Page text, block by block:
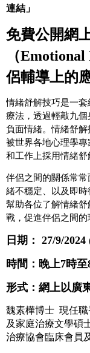
連結」
免費公開網
（Emotional
侶輔導上的
情緒舒解技巧是一
療法，透過輕敲九
負面情緒。情緒舒
被世界各地心理學
和工作上採用情緒舒
伴侶之間的關係常
緒不穩定、以及即
幫助各位了解情緒
戰，促進伴侶之間的
日期： 27/9/2024
時間：晚上7時
形式：網上以廣
魏素樺博士 現任
及家庭治療文學碩
治療協會臨床會員